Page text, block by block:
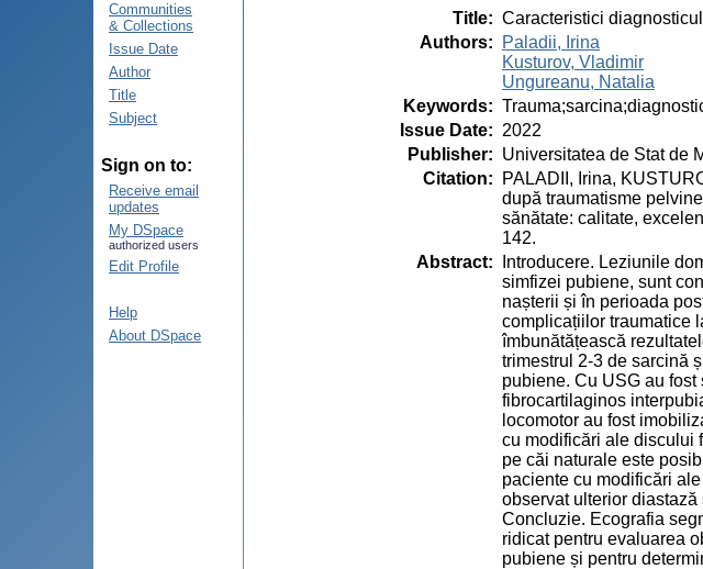
Communities
& Collections
Issue Date
Author
Title
Subject
Sign on to:
Receive email
updates
My DSpace
authorized users
Edit Profile
Help
About DSpace
Title: Caracteristici
Authors:
Paladii, Irina
Kusturov, Vladimir
Ungureanu, Natalia
Keywords:
Issue Date: 2022
Publisher: Universitatea de Stat de
Citation:
PALADII, Irina,
după traumatisme
sănătate: calitate,
142.
Abstract:
Introducere. Leziunile
simfizei pubiene, sunt
nașterii și în perioada
complicațiilor traumatice
îmbunătățească
trimestrul 2-3 de sarcină
pubiene. Cu USG au
fibrocartilaginos
locomotor au fost
cu modificări ale discului
pe căi naturale este
paciente cu modificări
observat ulterior
Concluzie. Ecografia
ridicat pentru evaluarea
pubiene și pentru